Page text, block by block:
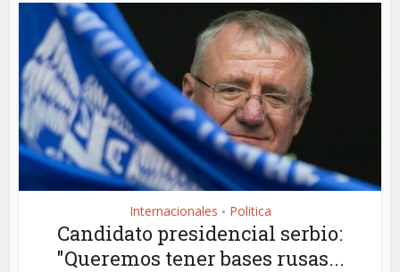
Internacionales • Politica
Candidato presidencial serbio:
"Queremos tener bases rusas...